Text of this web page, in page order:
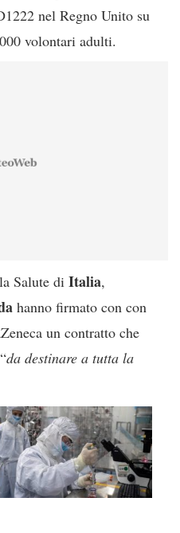
nel Regno Unito su
volontari adulti.
Salute di Italia,
hanno firmato con con
un contratto che
da destinare a tutta la